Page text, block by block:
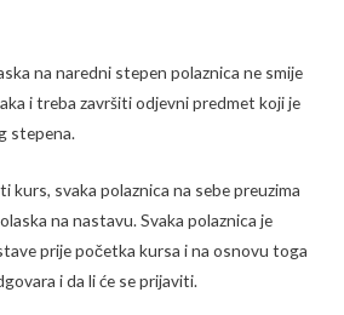
na naredni stepen polaznica ne smije
i treba završiti odjevni predmet koji je
stepena.
kurs, svaka polaznica na sebe preuzima
na nastavu. Svaka polaznica je
prije početka kursa i na osnovu toga
i da li će se prijaviti.